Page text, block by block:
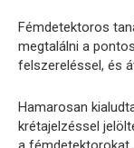
Fémdetektoros
megtalálni a
felszereléssel, és
Hamarosan
krétajelzéssel